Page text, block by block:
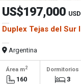
US$197,000 USD
Duplex Tejas del Sur I
Argentina
Área m2
160
Dormitorios
3